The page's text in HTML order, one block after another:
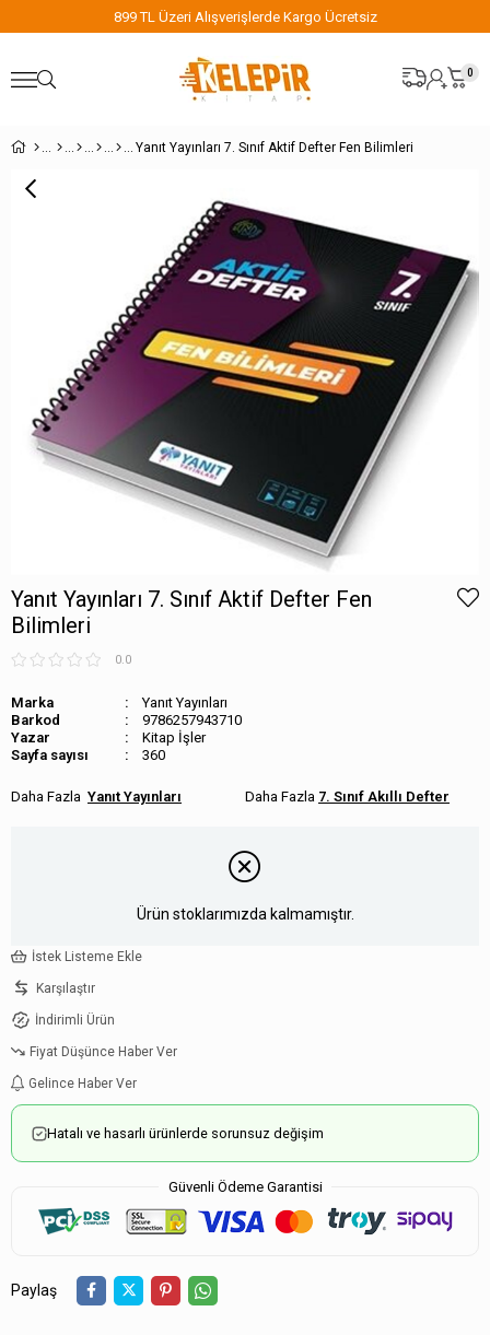
899 TL Üzeri Alışverişlerde Kargo Ücretsiz
0
Yanıt Yayınları 7. Sınıf Aktif Defter Fen Bilimleri
Yanıt Yayınları 7. Sınıf Aktif Defter Fen
Bilimleri
0.0
Marka
Yanıt Yayınları
Barkod
9786257943710
Kitap İşler
Sayfa sayısı
360
Yanıt Yayınları 7. Sınıf Akıllı Defter
Ürün stoklarımızda kalmamıştır.
İstek Listeme Ekle
Karşılaştır
İndirimli Ürün
Fiyat Düşünce Haber Ver
Gelince Haber Ver
Hatalı ve hasarlı ürünlerde sorunsuz değişim
Güvenli Ödeme Garantisi
Paylaş